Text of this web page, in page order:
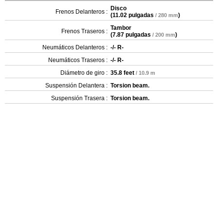
Frenos Delanteros : Disco
(11.02 pulgadas / 280 mm)
Frenos Traseros : Tambor
(7.87 pulgadas / 200 mm)
Neumáticos Delanteros : -/- R-
Neumáticos Traseros : -/- R-
Diámetro de giro : 35.8 feet / 10.9 m
Suspensión Delantera : Torsion beam.
Suspensión Trasera : Torsion beam.